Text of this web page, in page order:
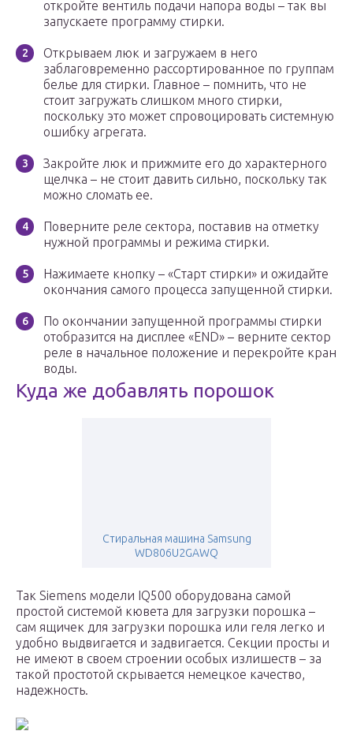
откройте вентиль подачи напора воды – так вы
запускаете программу стирки.
Открываем люк и загружаем в него
заблаговременно рассортированное по группам
белье для стирки. Главное – помнить, что не
стоит загружать слишком много стирки,
поскольку это может спровоцировать системную
ошибку агрегата.
Закройте люк и прижмите его до характерного
щелчка – не стоит давить сильно, поскольку так
можно сломать ее.
Поверните реле сектора, поставив на отметку
нужной программы и режима стирки.
Нажимаете кнопку – «Старт стирки» и ожидайте
окончания самого процесса запущенной стирки.
По окончании запущенной программы стирки
отобразится на дисплее «END» – верните сектор
реле в начальное положение и перекройте кран
воды.
Куда же добавлять порошок
Стиральная машина Samsung
WD806U2GAWQ
Так Siemens модели IQ500 оборудована самой
простой системой кювета для загрузки порошка –
сам ящичек для загрузки порошка или геля легко и
удобно выдвигается и задвигается. Секции просты и
не имеют в своем строении особых излишеств – за
такой простотой скрывается немецкое качество,
надежность.